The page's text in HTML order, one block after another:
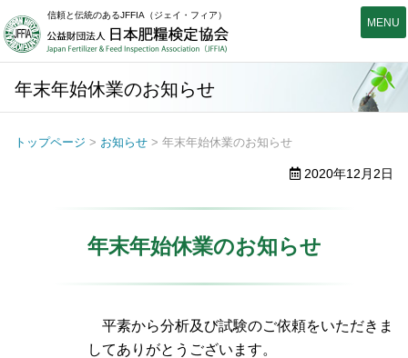
信頼と伝統のあるJFFIA（ジェイ・フィア）
公益財団法人日本肥糧検
年末年始休業のお知らせ
トップページ > お知らせ > 年末年始休業のお知らせ
2020年12月2日
年末年始休業のお知らせ
平素から分析及び試験のご依頼をいただきま
してありがとうございます。